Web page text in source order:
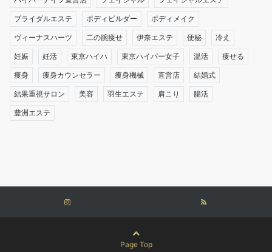
ブライダルエステ ボディビルダー ボディメイク
ヴィーナスハーツ 二の腕痩せ 伊奈エステ 便秘 冷え
妊娠 妊活 東京ハイハ 東京ハイパー女子 温活 痩せる
痩身 痩身カウンセラー 痩身機械 直営店 結婚式
結果重視サロン 美容 羽生エステ 肩こり 腸活
豊洲エステ
Page Top